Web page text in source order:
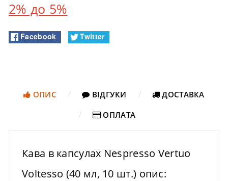
2% до 5%
Facebook Twitter
ОПИС ВІДГУКИ
ДОСТАВКА
ОПЛАТА
Кава в капсулах Nespresso Vertuo
Voltesso (40 мл, 10 шт.) опис: